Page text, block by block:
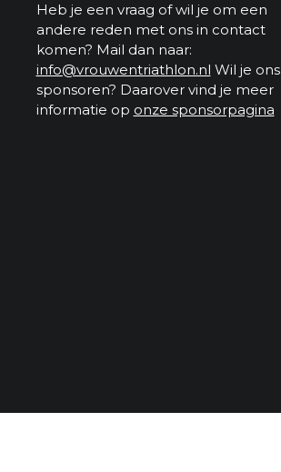
Heb je een vraag of wil je om een
andere reden met ons in contact
komen? Mail dan naar:
info@vrouwentriathlon.nl Wil je ons
sponsoren? Daarover vind je meer
informatie op onze sponsorpagina